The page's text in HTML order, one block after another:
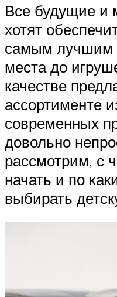
Все будущие и
хотят
самым лучшим
места до
качестве
ассортименте
современных
довольно
рассмотрим, с
начать и по
выбирать